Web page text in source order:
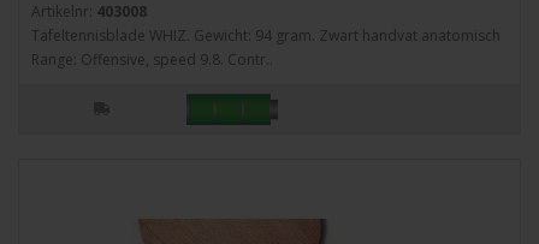
Artikelnr: 403008
Tafeltennisblade WHIZ. Gewicht: 94 gram. Zwart handvat anatomisch
Range: Offensive, speed 9.8. Contr..